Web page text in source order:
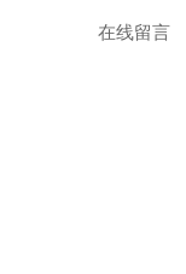
在线留言